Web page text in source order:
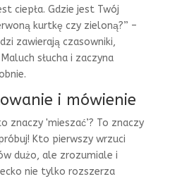
ciepła. Gdzie jest Twój
kurtkę czy zieloną?” –
zawierają czasowniki,
słucha i zaczyna
i mówienie
znaczy 'mieszać’? To znaczy
Kto pierwszy wrzuci
dużo, ale zrozumiale i
nie tylko rozszerza